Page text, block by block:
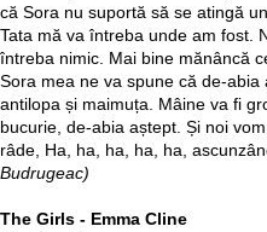
că Sora nu suportă să se atingă
Tata mă va întreba unde am fost.
întreba nimic. Mai bine mănâncă
Sora mea ne va spune că de-
antilopa și maimuța. Mâine va fi
bucurie, de-abia aștept. Și noi
râde, Ha, ha, ha, ha, ha,
Budrugeac)
The Girls - Emma Cline